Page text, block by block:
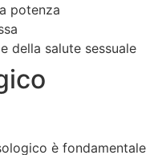
potenza
della salute sessuale
è fondamentale